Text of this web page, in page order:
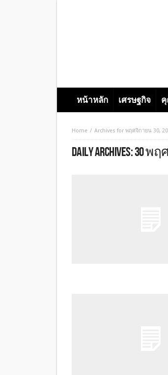
หน้าหลัก เศรษฐกิจ
Home Archives for พฤศจิกายน 30,
DAILY ARCHIVES:30 พฤ